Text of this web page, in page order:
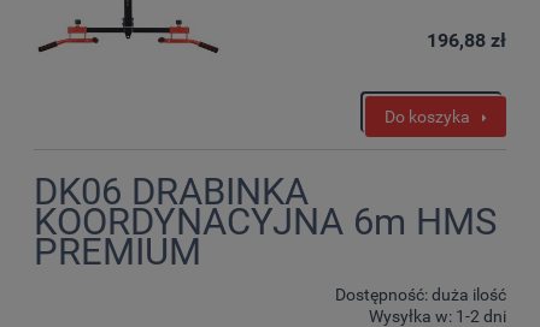
196,88 zł
Do koszyka
DK06 DRABINKA
KOORDYNACYJNA 6m HMS
PREMIUM
Dostępność:duża ilość
Wysyłka w: 1-2 dni